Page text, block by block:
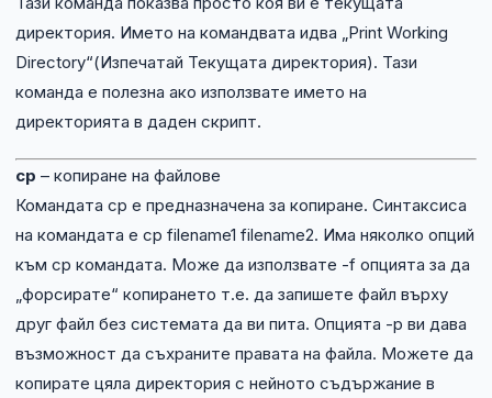
директория. Името на командвата идва „Print Working
Directory“(Изпечатай Текущата директория). Тази
команда е полезна ако използвате името на
директорията в даден скрипт.
cp – копиране на файлове
Командата cp е предназначена за копиране. Синтаксиса
на командата е cp filename1 filename2. Има няколко опций
към cp командата. Може да използвате -f опцията за да
„форсирате“ копирането т.е. да запишете файл върху
друг файл без системата да ви пита. Опцията -p ви дава
възможност да съхраните правата на файла. Можете да
копирате цяла директория с нейното съдържание в